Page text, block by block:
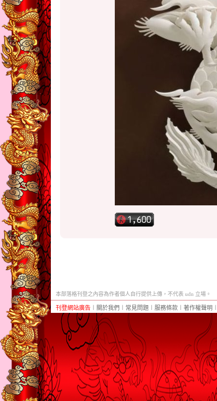
本部落格刊登之內容為作者個人自行提供上傳，不代表 udn 立場。
刊登網站廣告 關於我們 常見問題 服務條款 著作權聲明